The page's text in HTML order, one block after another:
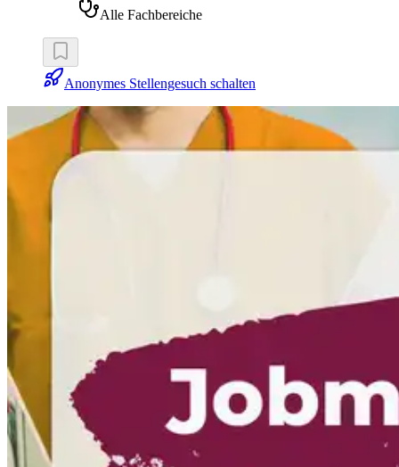
Alle Fachbereiche
Anonymes Stellengesuch schalten